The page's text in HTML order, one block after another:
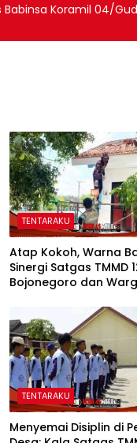
Koramil 04/
TENTARAKU
Atap Kokoh, Warna
Sinergi Satgas TMMD
Bojonegoro dan
Rumah Belajar Nyaman
TENTARAKU
Menyemai Disiplin di